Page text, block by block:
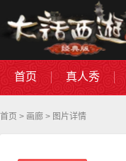
首页 真人秀
首页 > 画廊 > 图片详情